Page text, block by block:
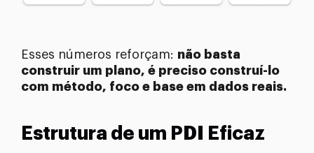
Esses números reforçam: não basta
construir um plano, é preciso construí-lo
com método, foco e base em dados reais.
Estrutura de um PDI Eficaz